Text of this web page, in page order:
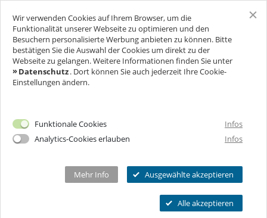
SCHLOSS FREUDENBERG
BESUCH
Ich will Euch besuchen!
Ermäßigungen
Tickets
Programmkalender
FÜR UNTERNEHMEN
Schlosscafé
Dein Fest
THEATER & KULTUR
Wanderbühne Freudenberg
Anstehende Kulturveranstaltungen
MEHR INFOS...
Wir verwenden Cookies auf Ihrem Browser, um die
Funktionalität unserer Webseite zu optimieren und den
Besuchern personalisierte Werbung anbieten zu können. Bitte
bestätigen Sie die Auswahl der Cookies um direkt zu der
Webseite zu gelangen. Weitere Informationen finden Sie unter
Datenschutz. Dort können Sie auch jederzeit Ihre Cookie-
Einstellungen ändern.
Funktionale Cookies
Infos
Analytics-Cookies erlauben
Infos
Mehr Info Ausgewählte akzeptieren
Alle akzeptieren